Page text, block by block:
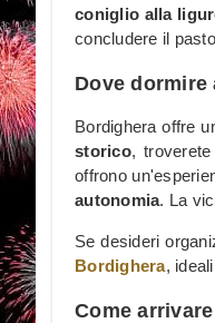
coniglio alla
concludere il
Dove dormire
Bordighera offre
storico, troverete
offrono
autonomia. La
Se desideri
Bordighera,
Come